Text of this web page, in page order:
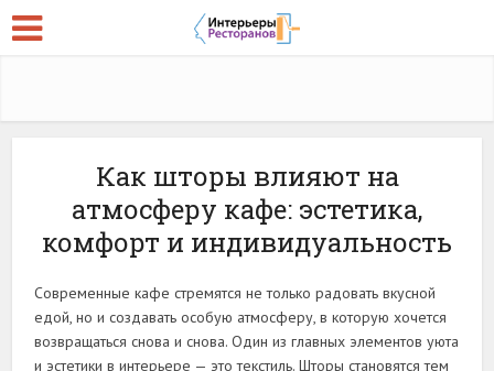
Как шторы влияют на
атмосферу кафе: эстетика,
комфорт и индивидуальность
Современные кафе стремятся не только радовать вкусной
едой, но и создавать особую атмосферу, в которую хочется
возвращаться снова и снова. Один из главных элементов уюта
и эстетики в интерьере — это текстиль. Шторы становятся тем